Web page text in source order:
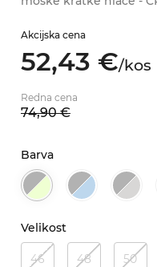
Akcijska cena
52,43 €/kos
Redna cena
74,90 €
Barva
Velikost
46 48 50